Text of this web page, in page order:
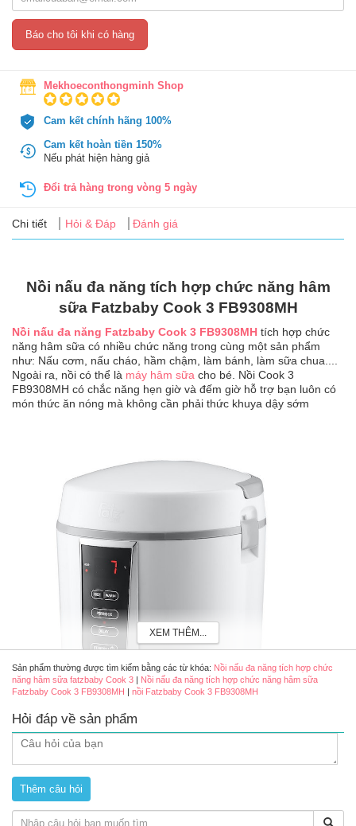
bố
dùng
nhà
Tin
Báo cho tôi khi có hàng
Mekhoeconthongminh Shop
Cam kết chính hãng 100%
Cam kết hoàn tiền 150%
Nếu phát hiện hàng giả
Đổi trả hàng trong vòng 5 ngày
Chi tiết Hỏi & Đáp Đánh giá
Nồi nấu đa năng tích hợp chức năng hâm
sữa Fatzbaby Cook 3 FB9308MH
Nồi nấu đa năng Fatzbaby Cook 3 FB9308MH tích hợp chức
năng hâm sữa có nhiều chức năng trong cùng một sản phẩm
như: Nấu cơm, nấu cháo, hầm chậm, làm bánh, làm sữa chua....
Ngoài ra, nồi có thể là máy hâm sữa cho bé. Nồi Cook 3
FB9308MH có chắc năng hẹn giờ và đếm giờ hỗ trợ bạn luôn có
món thức ăn nóng mà không cần phải thức khuya dậy sớm
Nồi nấu đa năng Fatzbaby Cook 3 FB9308MH tích hợp chức
Review nồi nấu đa năng có chức năng hâm sữa
XEM THÊM...
Sản phẩm thường được tìm kiếm bằng các từ khóa: Nồi nấu đa năng tích hợp chức
năng hâm sữa fatzbaby Cook 3 | Nồi nấu đa năng tích hợp chức năng hâm sữa
Fatzbaby Cook 3 FB9308MH | nồi Fatzbaby Cook 3 FB9308MH
Hỏi đáp về sản phẩm